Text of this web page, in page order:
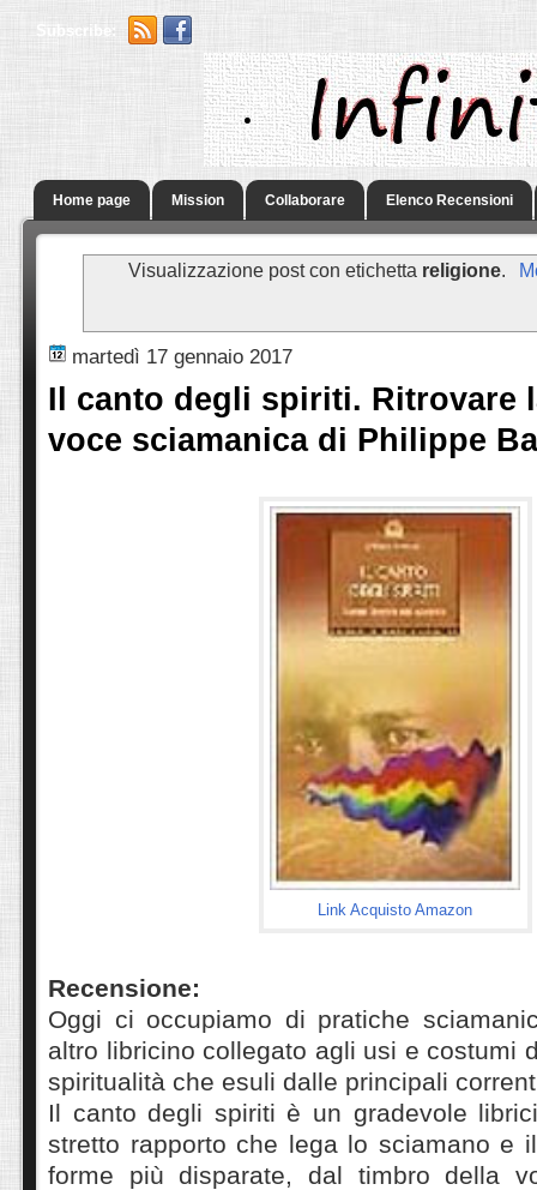
Subscribe:
.
Home page Mission Collaborare Elenco Recensioni
Visualizzazione post con etichetta religione.
martedì 17 gennaio 2017
Il canto degli spiriti. Ritrovare
voce sciamanica di Philippe
Link Acquisto Amazon
Recensione:
Oggi ci occupiamo di pratiche
altro libricino collegato agli usi e costumi
spiritualità che esuli dalle principali
Il canto degli spiriti è un gradevole
stretto rapporto che lega lo sciamano e
forme più disparate, dal timbro della